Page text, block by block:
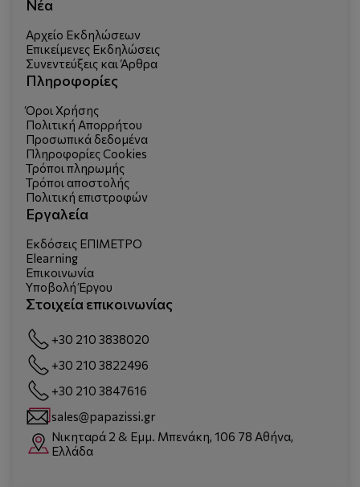
Νέα
Αρχείο Εκδηλώσεων
Επικείμενες Εκδηλώσεις
Συνεντεύξεις και Άρθρα
Πληροφορίες
Όροι Χρήσης
Πολιτική Απορρήτου
Προσωπικά δεδομένα
Πληροφορίες Cookies
Τρόποι πληρωμής
Τρόποι αποστολής
Πολιτική επιστροφών
Εργαλεία
Εκδόσεις ΕΠΙΜΕΤΡΟ
Elearning
Επικοινωνία
Υποβολή Έργου
Στοιχεία επικοινωνίας
+30 210 3838020
+30 210 3822496
+30 210 3847616
sales@papazissi.gr
Νικηταρά 2 & Εμμ. Μπενάκη, 106 78 Αθήνα,
Ελλάδα